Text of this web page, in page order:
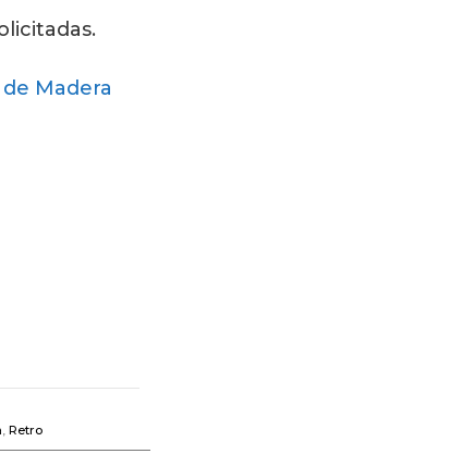
Madera
, Retro